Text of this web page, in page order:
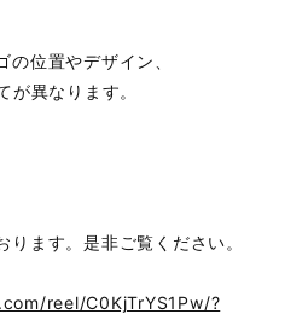
位置やデザイン、
が異なります。
ます。是非ご覧ください。
reel/C0KjTrYS1Pw/?